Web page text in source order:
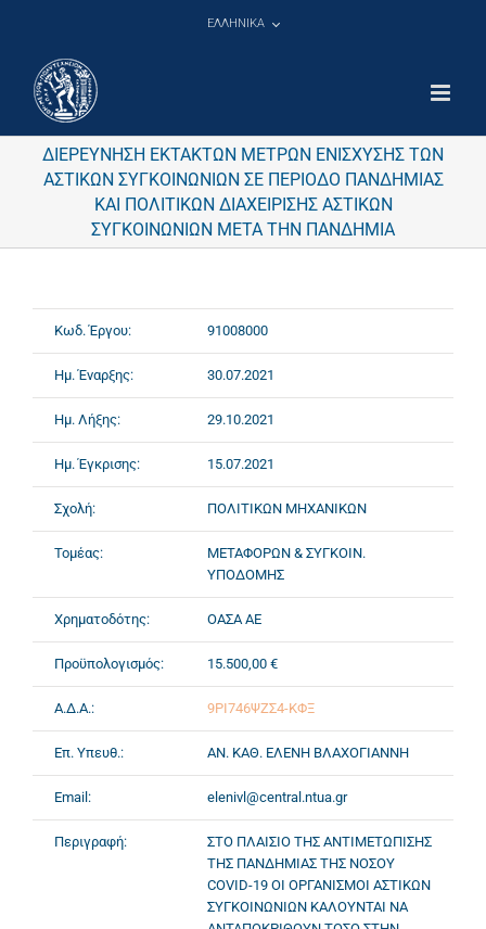
ΕΛΛΗΝΙΚΑ
ΔΙΕΡΕΥΝΗΣΗ ΕΚΤΑΚΤΩΝ ΜΕΤΡΩΝ ΕΝΙΣΧΥΣΗΣ ΤΩΝ
ΑΣΤΙΚΩΝ ΣΥΓΚΟΙΝΩΝΙΩΝ ΣΕ ΠΕΡΙΟΔΟ ΠΑΝΔΗΜΙΑΣ
ΚΑΙ ΠΟΛΙΤΙΚΩΝ ΔΙΑΧΕΙΡΙΣΗΣ ΑΣΤΙΚΩΝ
ΣΥΓΚΟΙΝΩΝΙΩΝ ΜΕΤΑ ΤΗΝ ΠΑΝΔΗΜΙΑ
Κωδ. Έργου: 91008000
Ημ. Έναρξης: 30.07.2021
Ημ. Λήξης: 29.10.2021
Ημ. Έγκρισης: 15.07.2021
Σχολή: ΠΟΛΙΤΙΚΩΝ ΜΗΧΑΝΙΚΩΝ
Τομέας:
ΜΕΤΑΦΟΡΩΝ & ΣΥΓΚΟΙΝ.
ΥΠΟΔΟΜΗΣ
Χρηματοδότης: ΟΑΣΑ ΑΕ
Προϋπολογισμός: 15.500,00 €
Α.Δ.Α.: 9ΡΙ746ΨΖΣ4-ΚΦΞ
Επ. Υπευθ.: ΑΝ. ΚΑΘ. ΕΛΕΝΗ ΒΛΑΧΟΓΙΑΝΝΗ
Email: elenivl@central.ntua.gr
Περιγραφή:
ΣΤΟ ΠΛΑΙΣΙΟ ΤΗΣ ΑΝΤΙΜΕΤΩΠΙΣΗΣ
ΤΗΣ ΠΑΝΔΗΜΙΑΣ ΤΗΣ ΝΟΣΟΥ
COVID-19 OI ΟΡΓΑΝΙΣΜΟΙ ΑΣΤΙΚΩΝ
ΣΥΓΚΟΙΝΩΝΙΩΝ ΚΑΛΟΥΝΤΑΙ ΝΑ